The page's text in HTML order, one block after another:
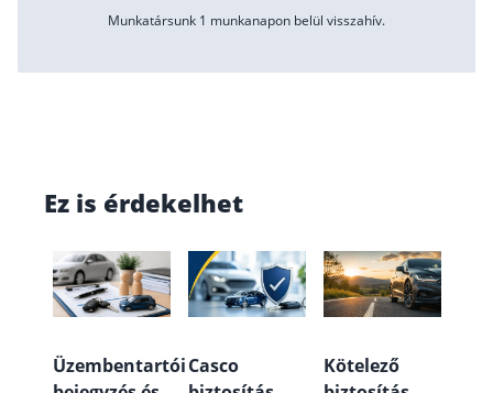
Munkatársunk 1 munkanapon belül visszahív.
Ez is érdekelhet
ÜzembentartóiCasco
Kötelező